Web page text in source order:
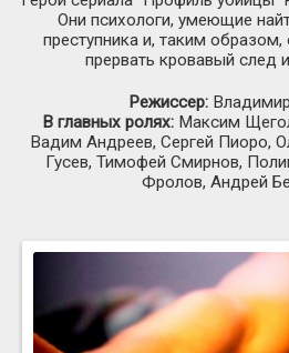
Они психологи, умеющие
преступника и, таким образом,
прервать кровавый след
Режиссер:
В главных ролях: Максим
Вадим Андреев, Сергей Пиоро,
Гусев, Тимофей Смирнов,
Фролов, Андрей